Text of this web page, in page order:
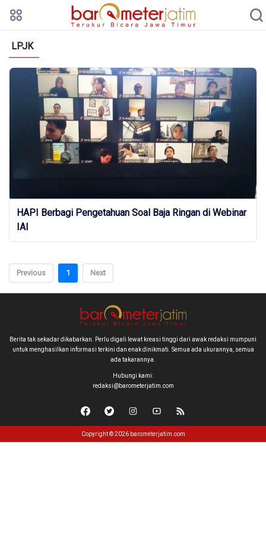
LPJK
HAPI Berbagi Pengetahuan Soal Baja Ringan di Webinar
IAI
Previous 1 Next
Berita tak sekadar dikabarkan. Perlu digali lewat kreasi tinggi dari awak redaksi mumpuni
untuk menghasilkan informasi terkini dan enak dinikmati. Semua ada ukurannya, semua
ada takarannya.
Hubungi kami:
redaksi@barometerjatim.com
Copyright © 2026 barometerjatim.com